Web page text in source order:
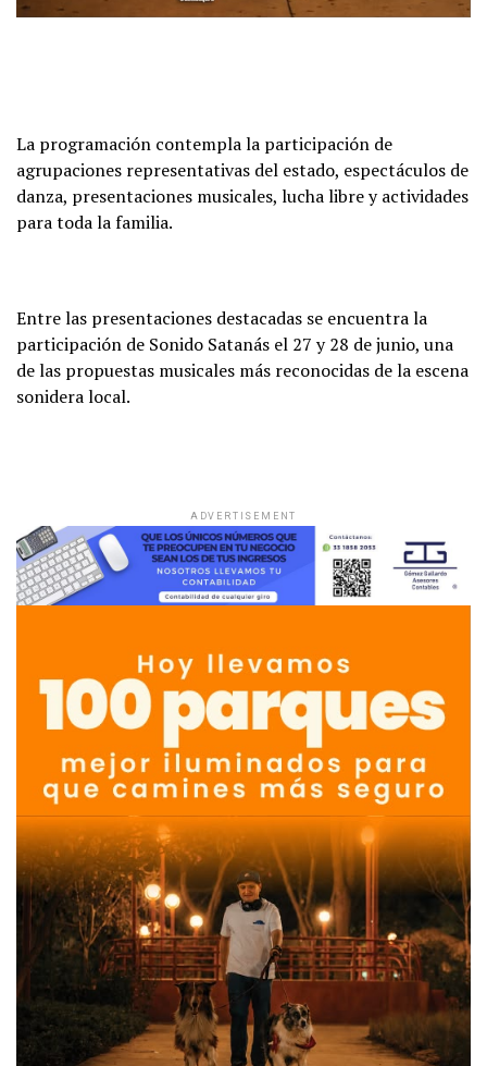
La programación contempla la participación de
agrupaciones representativas del estado, espectáculos de
danza, presentaciones musicales, lucha libre y actividades
para toda la familia.
Entre las presentaciones destacadas se encuentra la
participación de Sonido Satanás el 27 y 28 de junio, una
de las propuestas musicales más reconocidas de la escena
sonidera local.
ADVERTISEMENT